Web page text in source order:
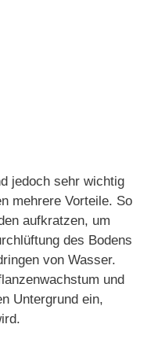
jedoch sehr wichtig
mehrere Vorteile. So
aufkratzen, um
des Bodens
von Wasser.
und
Untergrund ein,